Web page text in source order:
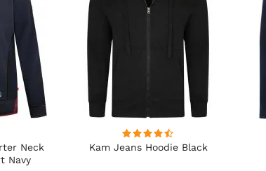
Neck
Navy
Kam Jeans Hoodie Black